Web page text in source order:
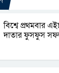
বিশ্বে প্রথমবার
দাতার ফুসফুস